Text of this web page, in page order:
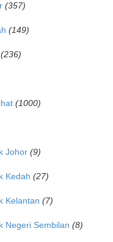
(357)
(149)
(236)
(1000)
Johor (9)
Kedah (27)
Kelantan (7)
Negeri Sembilan (8)